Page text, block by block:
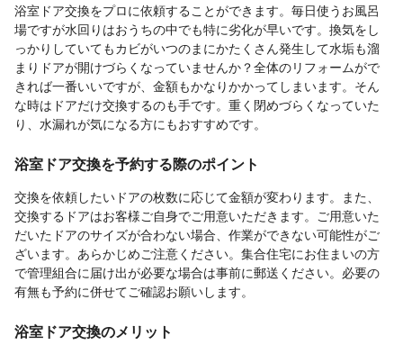
浴室ドア交換をプロに依頼することができます。毎日使うお風呂
場ですが水回りはおうちの中でも特に劣化が早いです。換気をし
っかりしていてもカビがいつのまにかたくさん発生して水垢も溜
まりドアが開けづらくなっていませんか？全体のリフォームがで
きれば一番いいですが、金額もかなりかかってしまいます。そん
な時はドアだけ交換するのも手です。重く閉めづらくなっていた
り、水漏れが気になる方にもおすすめです。
浴室ドア交換を予約する際のポイント
交換を依頼したいドアの枚数に応じて金額が変わります。また、
交換するドアはお客様ご自身でご用意いただきます。ご用意いた
だいたドアのサイズが合わない場合、作業ができない可能性がご
ざいます。あらかじめご注意ください。集合住宅にお住まいの方
で管理組合に届け出が必要な場合は事前に郵送ください。必要の
有無も予約に併せてご確認お願いします。
浴室ドア交換のメリット